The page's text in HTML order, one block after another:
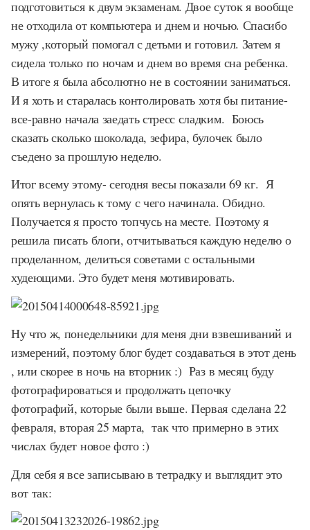
подготовиться к двум экзаменам. Двое суток я вообще
не отходила от компьютера и днем и ночью. Спасибо
мужу ,который помогал с детьми и готовил. Затем я
сидела только по ночам и днем во время сна ребенка.
В итоге я была абсолютно не в состоянии заниматься.
И я хоть и старалась контолировать хотя бы питание-
все-равно начала заедать стресс сладким. Боюсь
сказать сколько шоколада, зефира, булочек было
съедено за прошлую неделю.
Итог всему этому- сегодня весы показали 69 кг. Я
опять вернулась к тому с чего начинала. Обидно.
Получается я просто топчусь на месте. Поэтому я
решила писать блоги, отчитываться каждую неделю о
проделанном, делиться советами с остальными
худеющими. Это будет меня мотивировать.
Ну что ж, понедельники для меня дни взвешиваний и
измерений, поэтому блог будет создаваться в этот день
, или скорее в ночь на вторник :) Раз в месяц буду
фотографироваться и продолжать цепочку
фотографий, которые были выше. Первая сделана 22
февраля, вторая 25 марта, так что примерно в этих
числах будет новое фото :)
Для себя я все записываю в тетрадку и выглядит это
вот так: